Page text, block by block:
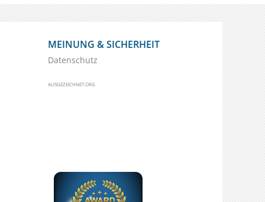
MEINUNG & SICHERHEIT
Datenschutz
AUSGEZEICHNET.ORG